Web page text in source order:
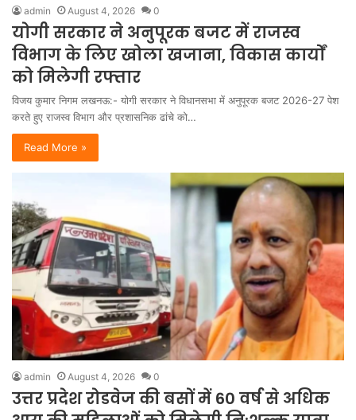
admin August 4, 2026 0
योगी सरकार ने अनुपूरक बजट में राजस्व
विभाग के लिए खोला खजाना, विकास कार्यों
को मिलेगी रफ्तार
विजय कुमार निगम लखनऊ:- योगी सरकार ने विधानसभा में अनुपूरक बजट 2026-27 पेश
करते हुए राजस्व विभाग और प्रशासनिक ढांचे को…
Read More »
admin August 4, 2026 0
उत्तर प्रदेश रोडवेज की बसों में 60 वर्ष से अधिक